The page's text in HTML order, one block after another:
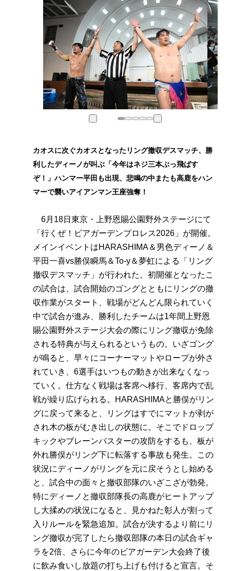
カオスに次ぐカオスとなったリング撤収デスマッチ、勝
利したディーノが叫ぶ「今年はネジ三本ぶっ飛ばす
ぞ！」ハンマー平田も出現、悲鳴の中またも高鹿をハン
マーで襲いアイアンマン王座強奪！
6月18日東京・上野恩賜公園野外ステージにて
「行くぜ！ビアガーデンプロレス2026」が開催。
メインイベントはHARASHIMA＆男色ディーノ＆
平田一喜vs勝俣瞬馬＆To-y＆夢虹による「リング
撤収デスマッチ」が行われた。初開催となったこ
の試合は、試合開始のゴングとともにリングの撤
収作業がスタート、戦場がどんどん限られていく
中で試合が進み、勝利したチームは1年間上野恩
賜公園野外ステージ大会の際にリング撤収が免除
される特典が与えられるというもの。いざゴング
が鳴ると、早々にコーナーマットやロープが外さ
れていき、6選手はいつもの動きが出来なくなっ
ていく。仕方なく戦場は客席へ移行、客席内で乱
戦が繰り広げられる。HARASHIMAと勝俣がリン
グに戻って来ると、リングはすでにマットが剥が
され木の板がむき出しの状態に。そこでドロップ
キックやブレーンバスターの攻防をするも、板が
外れ勝俣がリング下に転落する事故も発生。この
状況にディーノがリングを元に戻そうとし始める
と、試合中の面々と撤収部隊のいざこざが勃発。
特にディーノと撤収部隊長の高鹿がヒートアップ
し大揉めの状況になると、見かねた彰人が割って
入りルールを緊急追加。試合が決するより前にリ
ング撤収が完了したら撤収部隊の本日の試合ギャ
ラを2倍、さらに今年のビアガーデン大会終了後
に飲み食いし放題の打ち上げも付けると宣言。そ